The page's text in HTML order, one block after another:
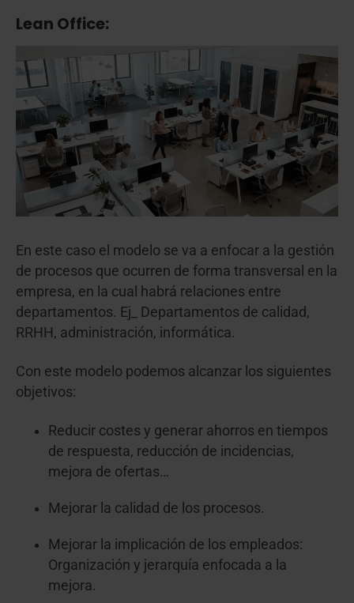
Lean Office:
En este caso el modelo se va a enfocar a la gestión
de procesos que ocurren de forma transversal en la
empresa, en la cual habrá relaciones entre
departamentos. Ej_ Departamentos de calidad,
RRHH, administración, informática.
Con este modelo podemos alcanzar los siguientes
objetivos:
Reducir costes y generar ahorros en tiempos
de respuesta, reducción de incidencias,
mejora de ofertas…
Mejorar la calidad de los procesos.
Mejorar la implicación de los empleados:
Organización y jerarquía enfocada a la
mejora.